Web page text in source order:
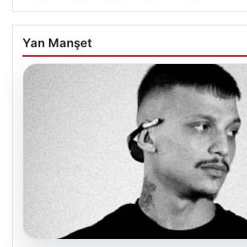
Yan Manşet